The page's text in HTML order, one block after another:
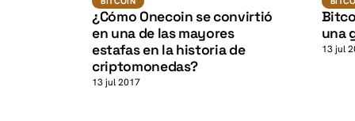
¿Cómo Onecoin se convirtió
en una de las mayores
estafas en la historia de
criptomonedas?
13 jul 2017
una
13 jul